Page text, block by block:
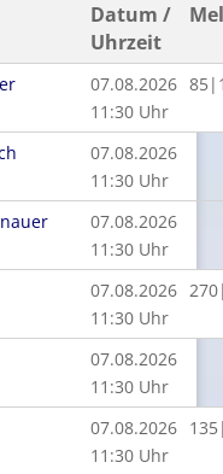
Datum /
Uhrzeit
07.08.2026
11:30 Uhr
07.08.2026
11:30 Uhr
07.08.2026
11:30 Uhr
07.08.2026
11:30 Uhr
07.08.2026
11:30 Uhr
07.08.2026
11:30 Uhr